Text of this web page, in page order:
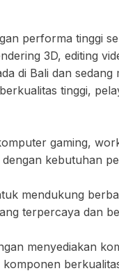
performa tinggi
3D, editing
di Bali dan
tinggi,
gaming,
kebutuhan
mendukung
terpercaya dan
menyediakan